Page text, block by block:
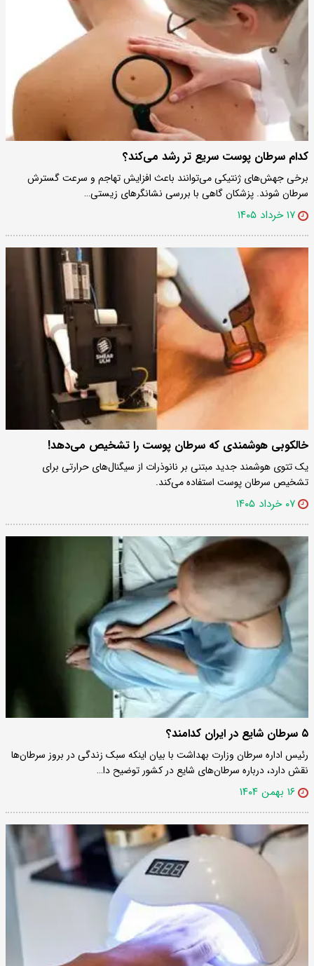
کدام سرطان پوست سریع تر رشد می‌کند؟
برخی جهش‌های ژنتیکی می‌توانند باعث افزایش تهاجم و سرعت گسترش
سرطان شوند. پزشکان گاهی با بررسی نشانگرهای زیستی…
۱۷ خرداد ۱۴۰۵
خالکوبی هوشمندی که سرطان پوست را تشخیص می‌دهد!
یک تتوی هوشمند جدید مبتنی بر نانوذرات از سیگنال‌های حرارتی برای
تشخیص سرطان پوست استفاده می‌کند.
۰۷ خرداد ۱۴۰۵
۵ سرطان شایع‌ در ایران کدامند؟
رئیس اداره سرطان وزارت بهداشت با بیان اینکه سبک زندگی در بروز سرطان‌ها
نقش دارد، درباره سرطان‌های شایع در کشور توضیح دا…
۱۶ بهمن ۱۴۰۴